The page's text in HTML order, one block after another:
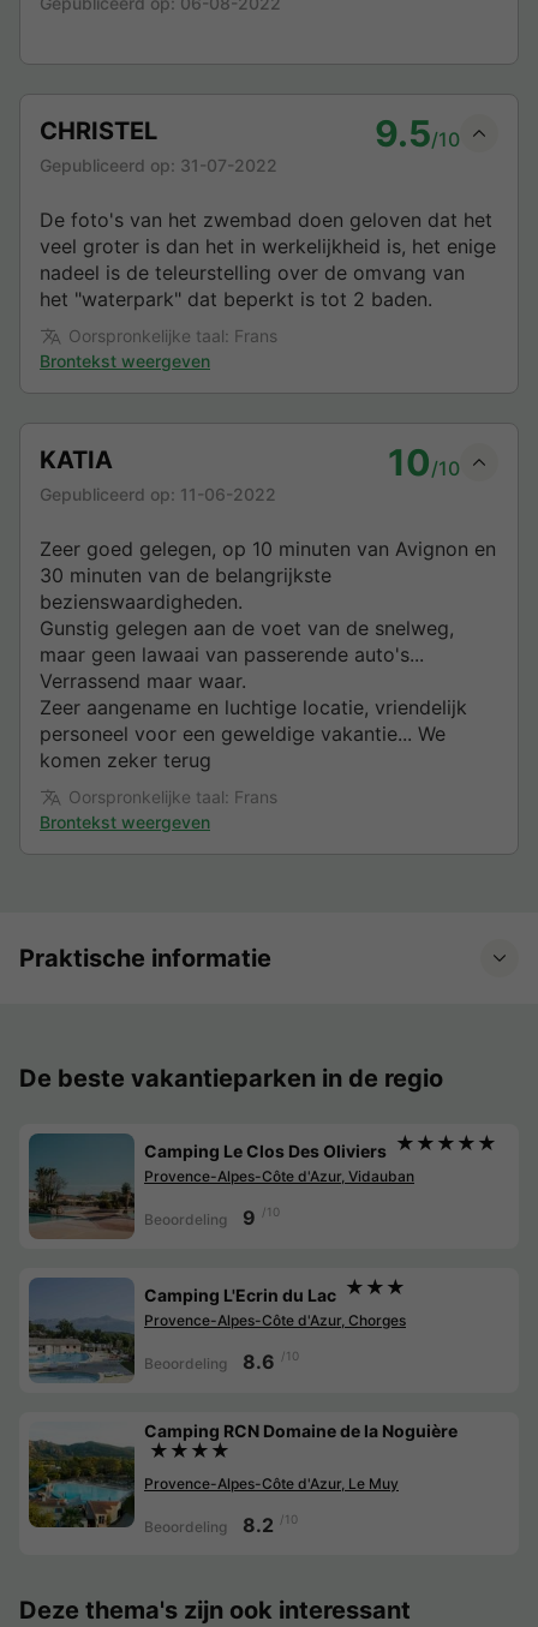
CHRISTEL 9.5/10
Gepubliceerd op: 31-07-2022
De foto's van het zwembad doen geloven dat het
veel groter is dan het in werkelijkheid is, het enige
nadeel is de teleurstelling over de omvang van
het "waterpark" dat beperkt is tot 2 baden.
Oorspronkelijke taal: Frans
Brontekst weergeven
KATIA 10/10
Gepubliceerd op: 11-06-2022
Zeer goed gelegen, op 10 minuten van Avignon en
30 minuten van de belangrijkste
bezienswaardigheden.
Gunstig gelegen aan de voet van de snelweg,
maar geen lawaai van passerende auto's...
Verrassend maar waar.
Zeer aangename en luchtige locatie, vriendelijk
personeel voor een geweldige vakantie... We
komen zeker terug
Oorspronkelijke taal: Frans
Brontekst weergeven
Praktische informatie
De beste vakantieparken in de regio
Camping Le Clos Des Oliviers ★★★★★
Provence-Alpes-Côte d'Azur, Vidauban
Beoordeling 9 /10
Camping L'Ecrin du Lac ★★★
Provence-Alpes-Côte d'Azur, Chorges
Beoordeling 8.6 /10
Camping RCN Domaine de la Noguière
★★★★
Provence-Alpes-Côte d'Azur, Le Muy
Beoordeling 8.2 /10
Deze thema's zijn ook interessant